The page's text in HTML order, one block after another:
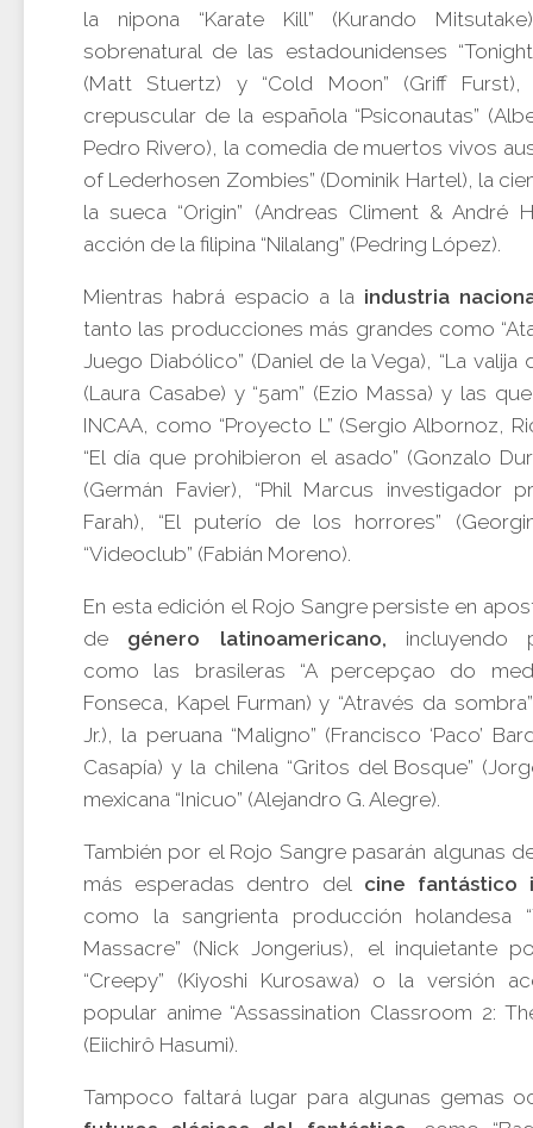
la nipona “Karate Kill” (Kurando
sobrenatural de las estadounidenses
(Matt Stuertz) y “Cold Moon” (Griff Furst),
crepuscular de la española “Psiconautas”
Pedro Rivero), la comedia de muertos vivos
of Lederhosen Zombies” (Dominik Hartel), la
la sueca “Origin” (Andreas Climent & André
acción de la filipina “Nilalang” (Pedring López).
Mientras habrá espacio a la industria
tanto las producciones más grandes como
Juego Diabólico” (Daniel de la Vega), “La valija
(Laura Casabe) y “5am” (Ezio Massa) y las
INCAA, como “Proyecto L” (Sergio Albornoz,
“El día que prohibieron el asado” (Gonzalo
(Germán Favier), “Phil Marcus investigador
Farah), “El puterío de los horrores”
“Videoclub” (Fabián Moreno).
En esta edición el Rojo Sangre persiste en
de género latinoamericano, incluyendo
como las brasileras “A percepçao do
Fonseca, Kapel Furman) y “Através da
Jr.), la peruana “Maligno” (Francisco ‘Paco’
Casapía) y la chilena “Gritos del Bosque”
mexicana “Inicuo” (Alejandro G. Alegre).
También por el Rojo Sangre pasarán algunas
más esperadas dentro del cine fantástico
como la sangrienta producción holandesa
Massacre” (Nick Jongerius), el inquietante
“Creepy” (Kiyoshi Kurosawa) o la versión
popular anime “Assassination Classroom 2:
(Eiichirô Hasumi).
Tampoco faltará lugar para algunas gemas